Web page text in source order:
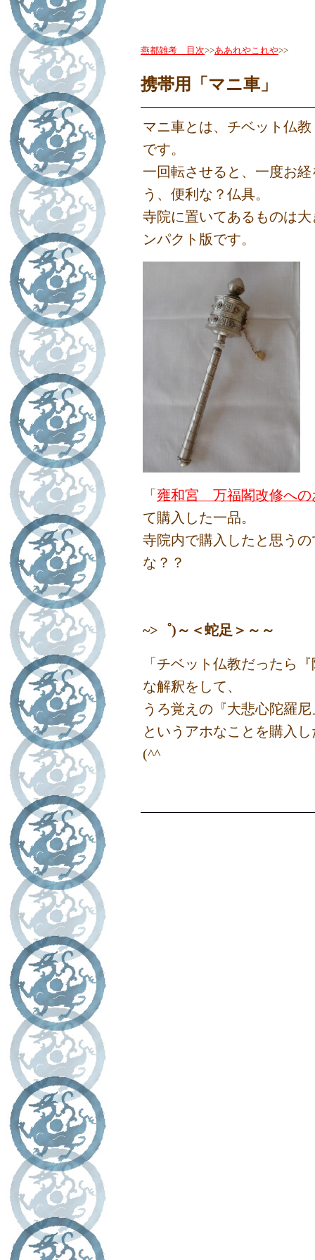
燕都雑考 目次>>ああれやこれや>>
携帯用「マニ車」
マニ車とは、チベット仏
です。
一回転させると、一度お
う、便利な？仏具。
寺院に置いてあるものは
ンパクト版です。
「 雍和宮 万福閣改修への
て購入した一品。
寺院内で購入したと思う
な？？
~>゜)～＜蛇足＞～～
「チベット仏教だったら
な解釈をして、
うろ覚えの『大悲心陀羅
というアホなことを購入
(^^ゞ